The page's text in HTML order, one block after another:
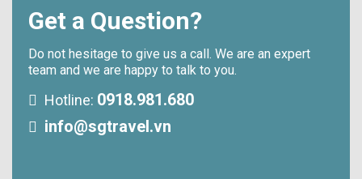
Get a Question?
Do not hesitage to give us a call. We are an expert
team and we are happy to talk to you.
Hotline: 0918.981.680
info@sgtravel.vn